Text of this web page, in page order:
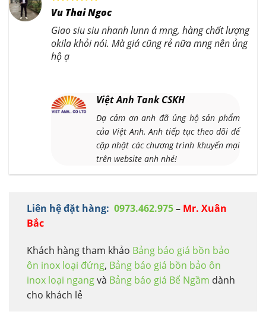
Vu Thai Ngoc
Giao siu siu nhanh lunn á mng, hàng chất lượng
okila khỏi nói. Mà giá cũng rẻ nữa mng nên ủng
hộ ạ
Việt Anh Tank CSKH
Dạ cảm ơn anh đã ủng hộ sản phẩm
của Việt Anh. Anh tiếp tục theo dõi để
cập nhật các chương trình khuyến mại
trên website anh nhé!
Liên hệ đặt hàng: 0973.462.975– Mr. Xuân
Bắc
Khách hàng tham khảo Bảng báo giá bồn bảo
ôn inox loại đứng, Bảng báo giá bồn bảo ôn
inox loại ngangvà Bảng báo giá Bể Ngầm dành
cho khách lẻ